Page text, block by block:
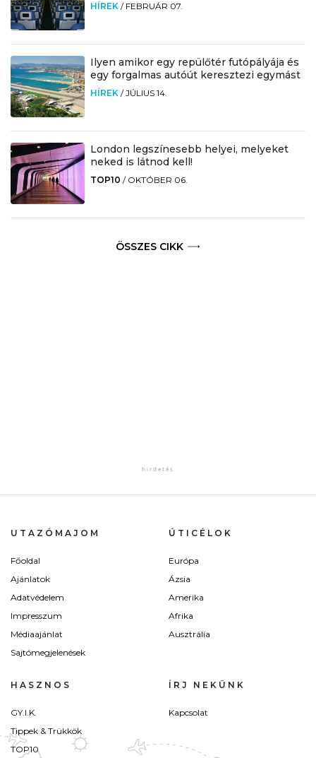
HÍREK / FEBRUÁR 07.
Ilyen amikor egy repülőtér futópályája és
egy forgalmas autóút keresztezi egymást
HÍREK /JÚLIUS 14.
London legszínesebb helyei, melyeket
neked is látnod kell!
TOP10 / OKTÓBER 06.
ÖSSZES CIKK
UTAZÓMAJOM
Főoldal
Ajánlatok
Adatvédelem
Impresszum
Médiaajánlat
Sajtómegjelenések
ÚTICÉLOK
Európa
Ázsia
Amerika
Afrika
Ausztrália
HASZNOS
GY.I.K.
Tippek & Trükkök
TOP10
ÍRJ NEKÜNK
Kapcsolat